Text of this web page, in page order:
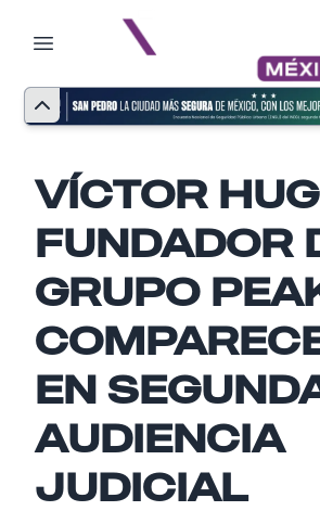
VÍCTOR
FUNDADOR
GRUPO
EN
AUDIENCIA
JUDICIAL